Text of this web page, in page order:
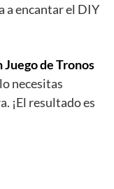
a encantar el DIY
de Tronos
necesitas
¡El resultado es